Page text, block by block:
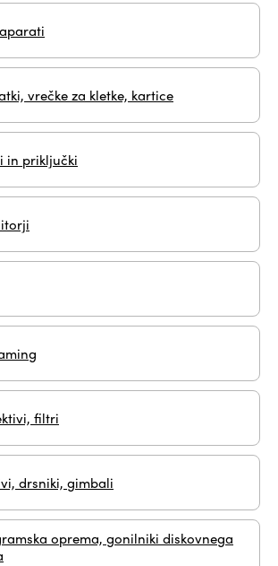
vrečke za kletke, kartice
in priključki
filtri
drsniki, gimbali
oprema, gonilniki diskovnega